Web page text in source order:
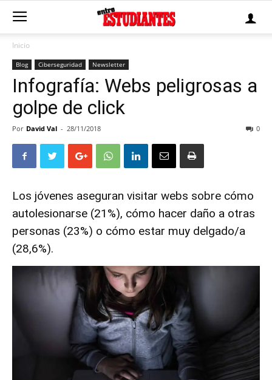
Inicio
Blog Ciberseguridad Newsletter
Infografía: Webs peligrosas a
golpe de click
Por David Val - 28/11/2018 0
Los jóvenes aseguran visitar webs sobre cómo
autolesionarse (21%), cómo hacer daño a otras
personas (23%) o cómo estar muy delgado/a
(28,6%).